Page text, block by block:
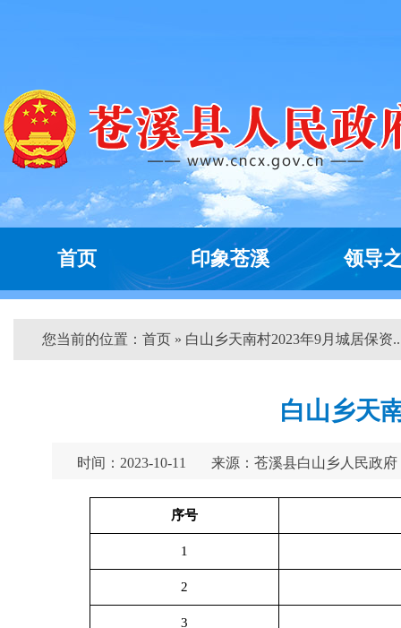
首页 印象苍溪 领导
您当前的位置： 首页 » 白山乡天南村2023年9月城居保资
白山乡天
时间：2023-10-11 来源：苍溪县白山乡人民政府
序号
1
2
3